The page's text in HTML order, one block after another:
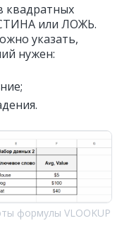
квадратных
или ЛОЖЬ.
указать,
нужен:
формулы VLOOKUP